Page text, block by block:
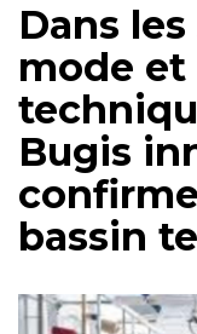
Dans
mode et
Bugis
bassin